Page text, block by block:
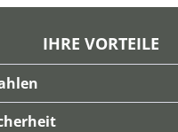
IHRE VORTEILE